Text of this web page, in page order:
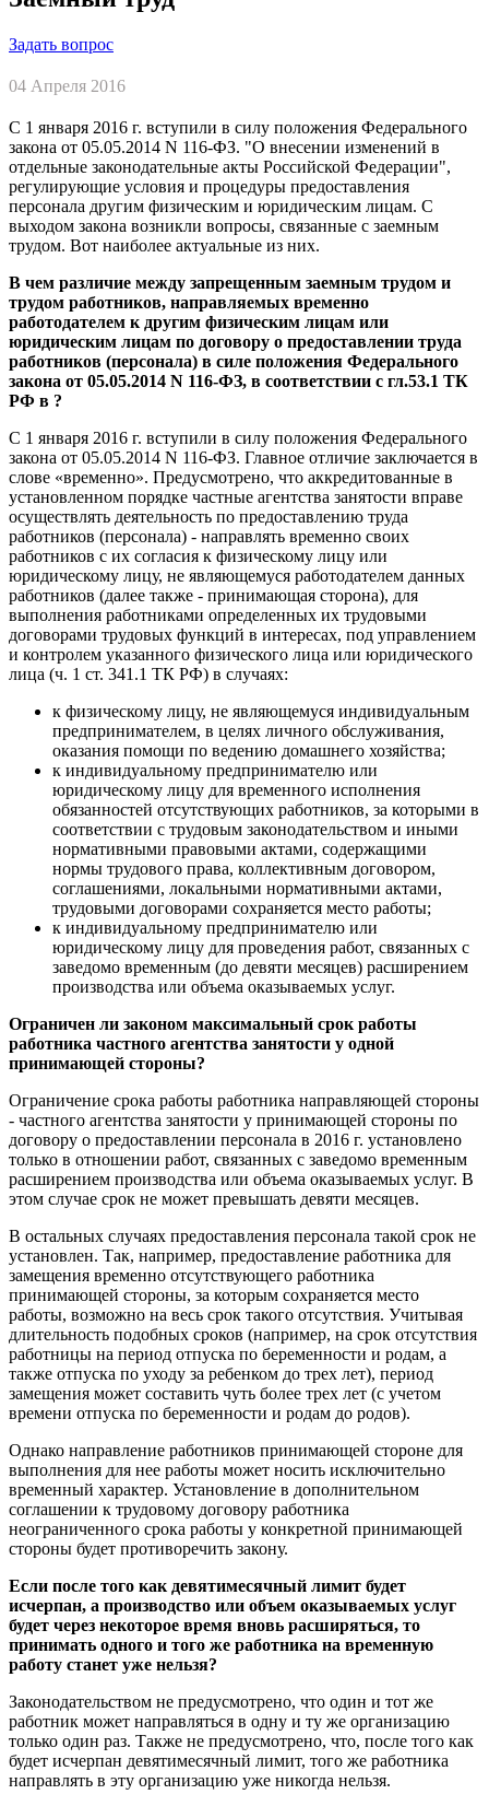
Задать вопрос
04 Апреля 2016
С 1 января 2016 г. вступили в силу положения Федерального
закона от 05.05.2014 N 116-ФЗ. "О внесении изменений в
отдельные законодательные акты Российской Федерации",
регулирующие условия и процедуры предоставления
персонала другим физическим и юридическим лицам. С
выходом закона возникли вопросы, связанные с заемным
трудом. Вот наиболее актуальные из них.
В чем различие между запрещенным заемным трудом и
трудом работников, направляемых временно
работодателем к другим физическим лицам или
юридическим лицам по договору о предоставлении труда
работников (персонала) в силе положения Федерального
закона от 05.05.2014 N 116-ФЗ, в соответствии с гл.53.1 ТК
РФ в ?
С 1 января 2016 г. вступили в силу положения Федерального
закона от 05.05.2014 N 116-ФЗ. Главное отличие заключается в
слове «временно». Предусмотрено, что аккредитованные в
установленном порядке частные агентства занятости вправе
осуществлять деятельность по предоставлению труда
работников (персонала) - направлять временно своих
работников с их согласия к физическому лицу или
юридическому лицу, не являющемуся работодателем данных
работников (далее также - принимающая сторона), для
выполнения работниками определенных их трудовыми
договорами трудовых функций в интересах, под управлением
и контролем указанного физического лица или юридического
лица (ч. 1 ст. 341.1 ТК РФ) в случаях:
к физическому лицу, не являющемуся индивидуальным
предпринимателем, в целях личного обслуживания,
оказания помощи по ведению домашнего хозяйства;
к индивидуальному предпринимателю или
юридическому лицу для временного исполнения
обязанностей отсутствующих работников, за которыми в
соответствии с трудовым законодательством и иными
нормативными правовыми актами, содержащими
нормы трудового права, коллективным договором,
соглашениями, локальными нормативными актами,
трудовыми договорами сохраняется место работы;
к индивидуальному предпринимателю или
юридическому лицу для проведения работ, связанных с
заведомо временным (до девяти месяцев) расширением
производства или объема оказываемых услуг.
Ограничен ли законом максимальный срок работы
работника частного агентства занятости у одной
принимающей стороны?
Ограничение срока работы работника направляющей стороны
- частного агентства занятости у принимающей стороны по
договору о предоставлении персонала в 2016 г. установлено
только в отношении работ, связанных с заведомо временным
расширением производства или объема оказываемых услуг. В
этом случае срок не может превышать девяти месяцев.
В остальных случаях предоставления персонала такой срок не
установлен. Так, например, предоставление работника для
замещения временно отсутствующего работника
принимающей стороны, за которым сохраняется место
работы, возможно на весь срок такого отсутствия. Учитывая
длительность подобных сроков (например, на срок отсутствия
работницы на период отпуска по беременности и родам, а
также отпуска по уходу за ребенком до трех лет), период
замещения может составить чуть более трех лет (с учетом
времени отпуска по беременности и родам до родов).
Однако направление работников принимающей стороне для
выполнения для нее работы может носить исключительно
временный характер. Установление в дополнительном
соглашении к трудовому договору работника
неограниченного срока работы у конкретной принимающей
стороны будет противоречить закону.
Если после того как девятимесячный лимит будет
исчерпан, а производство или объем оказываемых услуг
будет через некоторое время вновь расширяться, то
принимать одного и того же работника на временную
работу станет уже нельзя?
Законодательством не предусмотрено, что один и тот же
работник может направляться в одну и ту же организацию
только один раз. Также не предусмотрено, что, после того как
будет исчерпан девятимесячный лимит, того же работника
направлять в эту организацию уже никогда нельзя.